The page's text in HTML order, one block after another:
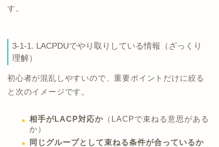
す。
3-1-1. LACPDUでやり取りしている情報（ざっくり
理解）
初心者が混乱しやすいので、重要ポイントだけに絞る
と次のイメージです。
相手がLACP対応か （LACPで束ねる意思がある
か）
同じグループとして束ねる条件が合っているか